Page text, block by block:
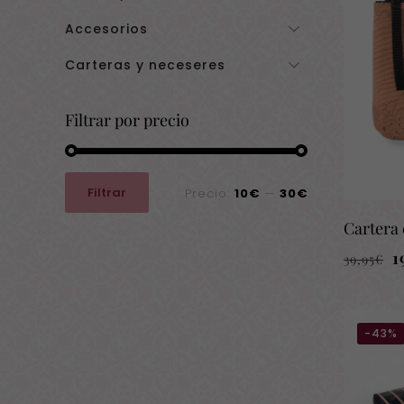
Cartera
39,95€
-43%
Accesorios
Carteras y neceseres
Filtrar por precio
mínimo
máximo
Filtrar Precio: 10€ — 30€